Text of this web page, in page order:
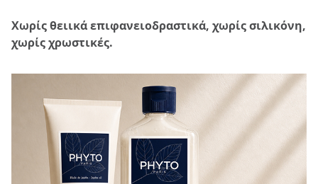
Χωρίς θειικά επιφανειοδραστικά, χωρίς σιλικόνη,
χωρίς χρωστικές.